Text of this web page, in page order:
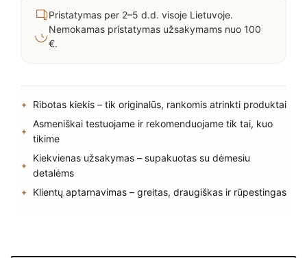
Pristatymas per 2–5 d.d. visoje Lietuvoje.
Nemokamas pristatymas užsakymams nuo 100
€.
Ribotas kiekis – tik originalūs, rankomis atrinkti produktai
Asmeniškai testuojame ir rekomenduojame tik tai, kuo
tikime
Kiekvienas užsakymas – supakuotas su dėmesiu
detalėms
Klientų aptarnavimas – greitas, draugiškas ir rūpestingas